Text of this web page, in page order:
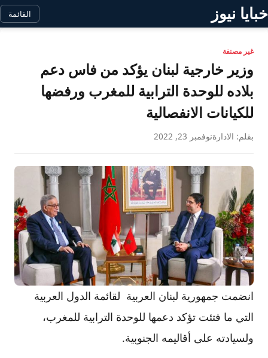
خبايا نيوز القائمة
غير مصنفة
وزير خارجية لبنان يؤكد من فاس دعم
بلاده للوحدة الترابية للمغرب ورفضها
للكيانات الانفصالية
بقلم: الادارةنوفمبر 23, 2022
انضمت جمهورية لبنان العربية لقائمة الدول العربية
التي ما فتئت تؤكد دعمها للوحدة الترابية للمغرب،
ولسيادته على أقاليمه الجنوبية.